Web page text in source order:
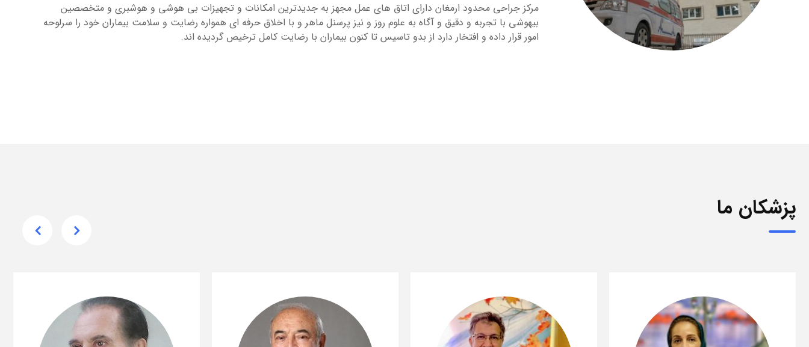
مرکز جراحی محدود ارمغان دارای اتاق های عمل مجهز به جدیدترین امکانات و تجهیزات بی هوشی و هوشبری و متخصصین
بیهوشی با تجربه و دقیق و آگاه به علوم روز و نیز پرسنل ماهر و با اخلاق حرفه ای همواره رضایت و سلامت بیماران خود را سرلوحه
امور قرار داده و افتخار دارد از بدو تاسیس تا کنون بیماران با رضایت کامل ترخیص گردیده اند.
پزشکان ما